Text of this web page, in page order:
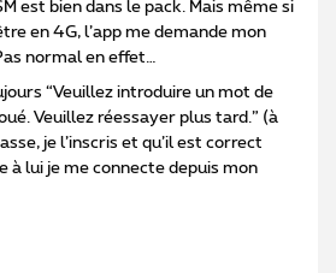
est bien dans le pack. Mais même si
en 4G, l’app me demande mon
normal en effet…
“Veuillez introduire un mot de
Veuillez réessayer plus tard.” (à
je l’inscris et qu’il est correct
à lui je me connecte depuis mon